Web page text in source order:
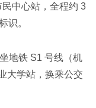
司
中心站，全程约 3
识。
地铁 S1 号线（机
大学站，换乘公交